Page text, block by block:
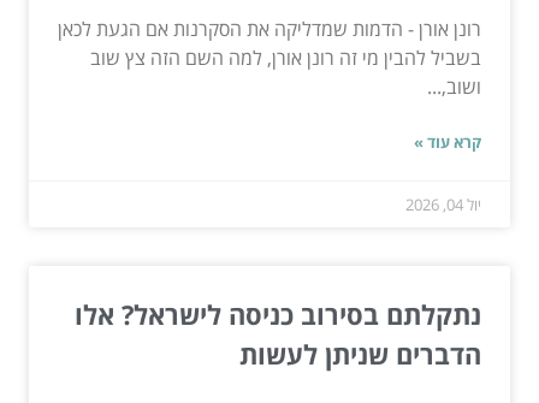
רונן אורן - הדמות שמדליקה את הסקרנות אם הגעת לכאן
בשביל להבין מי זה רונן אורן, למה השם הזה צץ שוב
ושוב,...
קרא עוד »
יול 04, 2026
נתקלתם בסירוב כניסה לישראל? אלו
הדברים שניתן לעשות